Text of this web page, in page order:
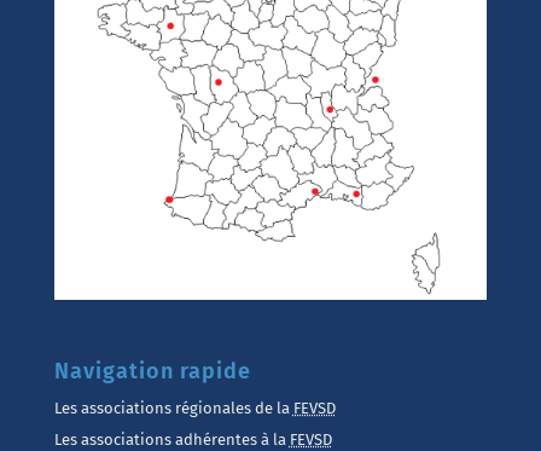
Navigation rapide
Les associations régionales de la FEVSD
Les associations adhérentes à la FEVSD